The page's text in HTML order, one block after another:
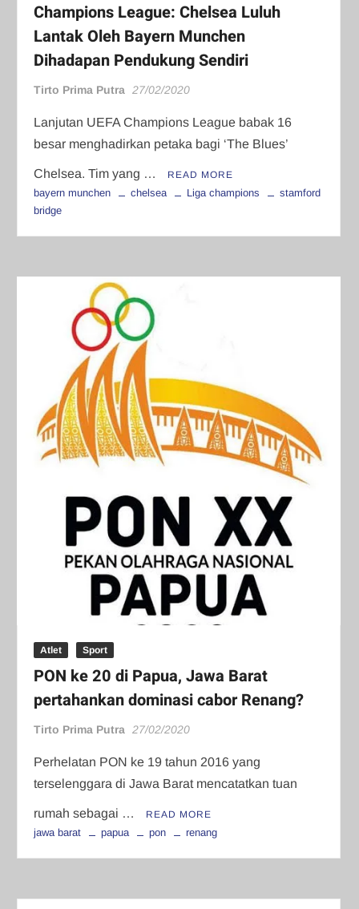
Champions League: Chelsea Luluh
Lantak Oleh Bayern Munchen
Dihadapan Pendukung Sendiri
Tirto Prima Putra 27/02/2020
Lanjutan UEFA Champions League babak 16
besar menghadirkan petaka bagi ‘The Blues’
Chelsea. Tim yang … READ MORE
bayern munchen chelsea Liga champions
stamford
bridge
Atlet Sport
PON ke 20 di Papua, Jawa Barat
pertahankan dominasi cabor Renang?
Tirto Prima Putra 27/02/2020
Perhelatan PON ke 19 tahun 2016 yang
terselenggara di Jawa Barat mencatatkan tuan
rumah sebagai … READ MORE
jawa barat papua pon renang